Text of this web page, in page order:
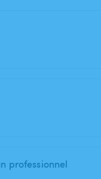
professionnel